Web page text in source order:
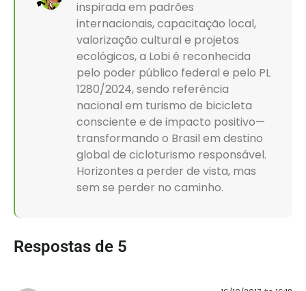
inspirada em padrões
internacionais, capacitação local,
valorização cultural e projetos
ecológicos, a Lobi é reconhecida
pelo poder público federal e pelo PL
1280/2024, sendo referência
nacional em turismo de bicicleta
consciente e de impacto positivo—
transformando o Brasil em destino
global de cicloturismo responsável.
Horizontes a perder de vista, mas
sem se perder no caminho.
Respostas de 5